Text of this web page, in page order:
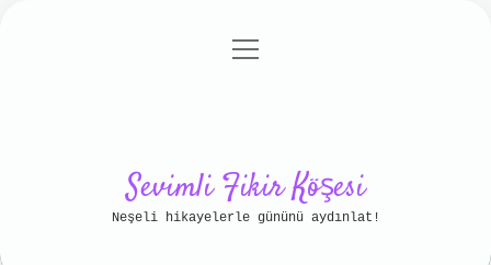
Gizlilik Politikası
menüyü
Sevimli Fikir Köşesi
Neşeli hikayelerle gününü aydınlat!